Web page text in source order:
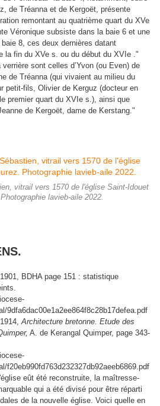
de Tréanna et de Kergoët, présente
remontant au quatrième quart du XVe
Véronique subsiste dans la baie 6 et une
8, ces deux dernières datant
la fin du XVe s. ou du début du XVIe ."
sont celles d’Yvon (ou Even) de
de Tréanna (qui vivaient au milieu du
petit-fils, Olivier de Kerguz (docteur en
premier quart du XVIe s.), ainsi que
de Kergoët, dame de Kerstang."
vitrail vers 1570 de l'église Saint-Idouet
lavieb-aile 2022.
BDHA page 151 : statistique
9dfa6dac00e1a2ee864f8c28b17defea.pdf
Architecture bretonne. Etude des
A. de Kerangal Quimper, page 343-
f20eb990fd763d232327db92aeeb6869.pdf
eût été reconstruite, la maîtresse-
qui a été divisé pour être réparti
de la nouvelle église. Voici quelle en